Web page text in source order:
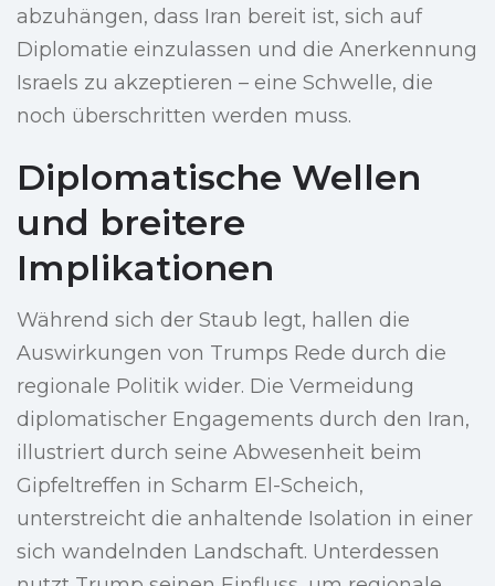
abzuhängen, dass Iran bereit ist, sich auf
Diplomatie einzulassen und die Anerkennung
Israels zu akzeptieren – eine Schwelle, die
noch überschritten werden muss.
Diplomatische Wellen
und breitere
Implikationen
Während sich der Staub legt, hallen die
Auswirkungen von Trumps Rede durch die
regionale Politik wider. Die Vermeidung
diplomatischer Engagements durch den Iran,
illustriert durch seine Abwesenheit beim
Gipfeltreffen in Scharm El-Scheich,
unterstreicht die anhaltende Isolation in einer
sich wandelnden Landschaft. Unterdessen